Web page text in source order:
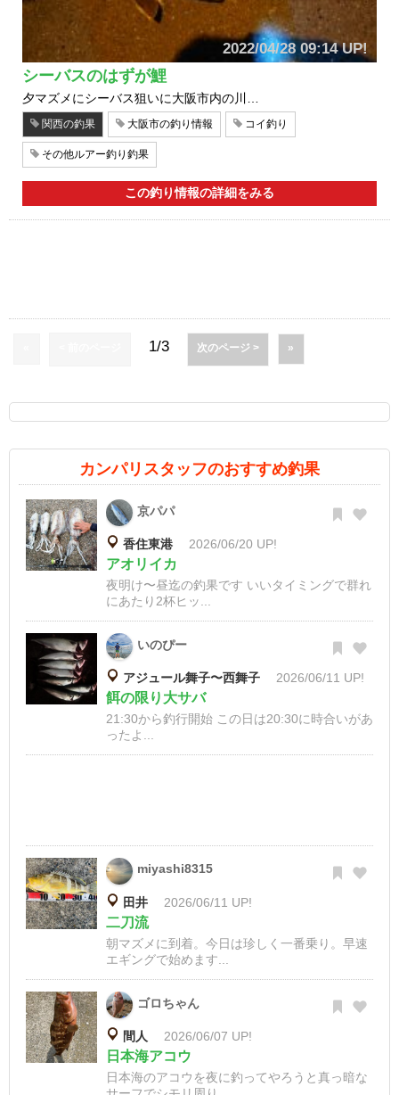
2022/04/28 09:14 UP!
シーバスのはずが鯉
夕マズメにシーバス狙いに大阪市内の川…
関西の釣果 大阪市の釣り情報 コイ釣り
その他ルアー釣り釣果
この釣り情報の詳細をみる
1/3 次のページ > »
カンパリスタッフのおすすめ釣果
京パパ
香住東港 2026/06/20 UP!
アオリイカ
夜明け〜昼迄の釣果です いいタイミングで群れ
にあたり2杯ヒッ...
いのぴー
アジュール舞子〜西舞子 2026/06/11 UP!
餌の限り大サバ
21:30から釣行開始 この日は20:30に時合いがあ
ったよ...
miyashi8315
田井 2026/06/11 UP!
二刀流
朝マズメに到着。今日は珍しく一番乗り。早速
エギングで始めます...
ゴロちゃん
間人 2026/06/07 UP!
日本海アコウ
日本海のアコウを夜に釣ってやろうと真っ暗な